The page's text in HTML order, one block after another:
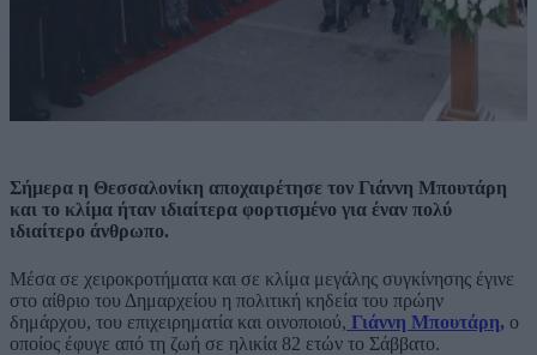
Σήμερα η Θεσσαλονίκη αποχαιρέτησε τον Γιάννη Μπουτάρη
και το κλίμα ήταν ιδιαίτερα φορτισμένο για έναν πολύ
ιδιαίτερο άνθρωπο.
Μέσα σε χειροκροτήματα και σε κλίμα μεγάλης συγκίνησης έγινε
στο αίθριο του Δημαρχείου η πολιτική κηδεία του πρώην
δημάρχου, του επιχειρηματία και οινοποιού, Γιάννη Μπουτάρη, ο
οποίος έφυγε από τη ζωή σε ηλικία 82 ετών το Σάββατο.